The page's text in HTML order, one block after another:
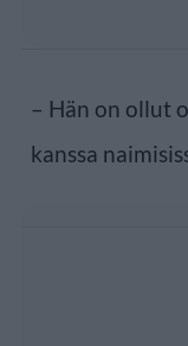
– Hän on ollut
kanssa